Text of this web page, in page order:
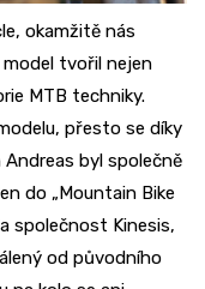
okamžitě nás
tvořil nejen
MTB techniky.
přesto se díky
Andreas byl společně
do „Mountain Bike
společnost Kinesis,
od původního